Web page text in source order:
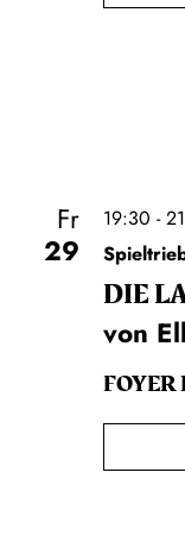
Fr
29
19:30 -
DIE
von